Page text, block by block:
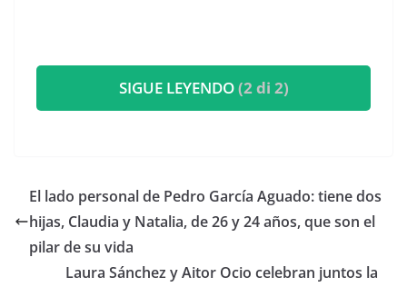
SIGUE LEYENDO(2 di 2)
​El lado personal de Pedro García Aguado: tiene dos
hijas, Claudia y Natalia, de 26 y 24 años, que son el
pilar de su vida
​Laura Sánchez y Aitor Ocio celebran juntos la